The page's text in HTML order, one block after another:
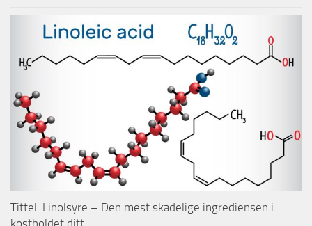
Tittel: Linolsyre – Den mest skadelige ingrediensen i
kostholdet ditt